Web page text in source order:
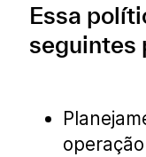
Essa
seguintes